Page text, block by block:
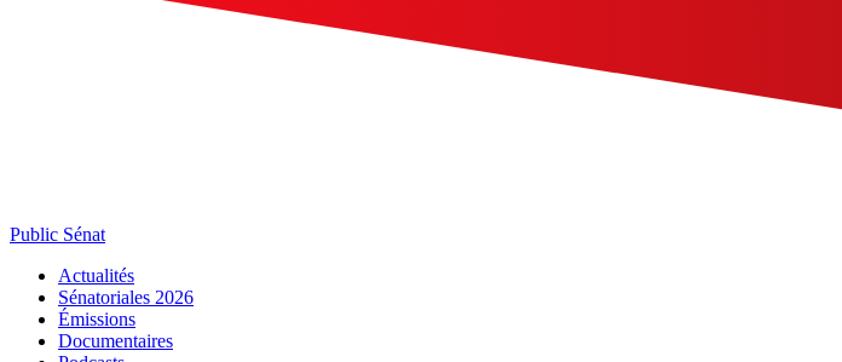
Public Sénat
Actualités
Sénatoriales 2026
Émissions
Documentaires